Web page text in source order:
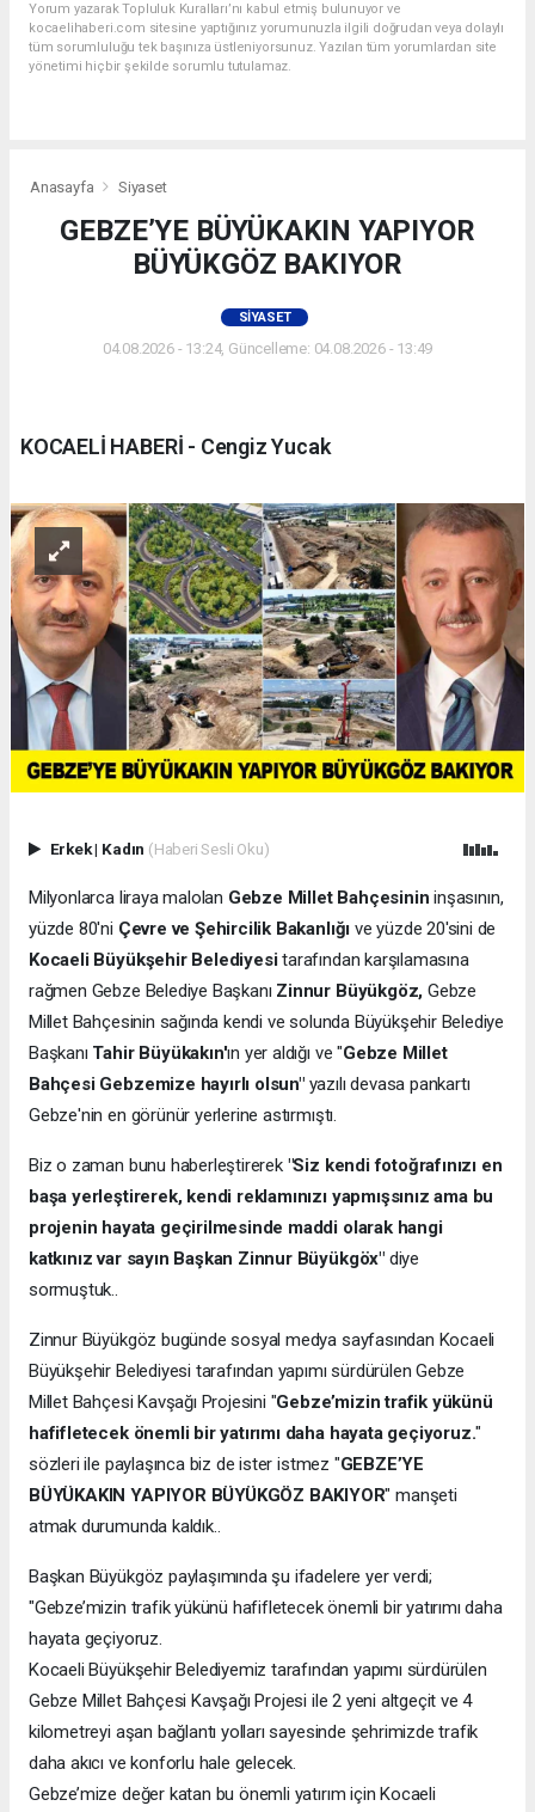
Yorum yazarak Topluluk Kuralları’nı kabul etmiş bulunuyor ve
kocaelihaberi.com sitesine yaptığınız yorumunuzla ilgili doğrudan veya dolaylı
tüm sorumluluğu tek başınıza üstleniyorsunuz. Yazılan tüm yorumlardan site
yönetimi hiçbir şekilde sorumlu tutulamaz.
Anasayfa Siyaset
GEBZE’YE BÜYÜKAKIN YAPIYOR
BÜYÜKGÖZ BAKIYOR
SIYASET
04.08.2026 - 13:24, Güncelleme: 04.08.2026 - 13:49
KOCAELİ HABERİ - Cengiz Yucak
Erkek| Kadın (Haberi Sesli Oku)
Milyonlarca liraya malolan Gebze Millet Bahçesinin inşasının,
yüzde 80'ni Çevre ve Şehircilik Bakanlığı ve yüzde 20'sini de
Kocaeli Büyükşehir Belediyesitarafından karşılamasına
rağmen Gebze Belediye Başkanı Zinnur Büyükgöz, Gebze
Millet Bahçesinin sağında kendi ve solunda Büyükşehir Belediye
Başkanı Tahir Büyükakın'ın yer aldığı ve "Gebze Millet
Bahçesi Gebzemize hayırlı olsun"yazılı devasa pankartı
Gebze'nin en görünür yerlerine astırmıştı.
Biz o zaman bunu haberleştirerek "Siz kendi fotoğrafınızı en
başa yerleştirerek, kendi reklamınızı yapmışsınız ama bu
projenin hayata geçirilmesinde maddi olarak hangi
katkınız var sayın Başkan Zinnur Büyükgöx" diye
sormuştuk..
Zinnur Büyükgöz bugünde sosyal medya sayfasından Kocaeli
Büyükşehir Belediyesi tarafından yapımı sürdürülen Gebze
Millet Bahçesi Kavşağı Projesini "Gebze’mizin trafik yükünü
hafifletecek önemli bir yatırımı daha hayata geçiyoruz."
sözleri ile paylaşınca biz de ister istmez "GEBZE’YE
BÜYÜKAKIN YAPIYOR BÜYÜKGÖZ BAKIYOR" manşeti
atmak durumunda kaldık..
Başkan Büyükgöz paylaşımında şu ifadelere yer verdi;
"Gebze’mizin trafik yükünü hafifletecek önemli bir yatırımı daha
hayata geçiyoruz.
Kocaeli Büyükşehir Belediyemiz tarafından yapımı sürdürülen
Gebze Millet Bahçesi Kavşağı Projesi ile 2 yeni altgeçit ve 4
kilometreyi aşan bağlantı yolları sayesinde şehrimizde trafik
daha akıcı ve konforlu hale gelecek.
Gebze’mize değer katan bu önemli yatırım için Kocaeli